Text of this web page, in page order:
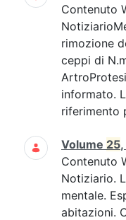
Contenuto
rimozione
ceppi di
informato.
riferimento
Volume 25
Contenuto
Notiziario.
mentale.
abitazioni.